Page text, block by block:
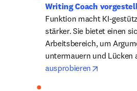
Writing Coach
Funktion macht KI-
stärker. Sie bietet einen
Arbeitsbereich, um
untermauern und Lücken
ausprobieren